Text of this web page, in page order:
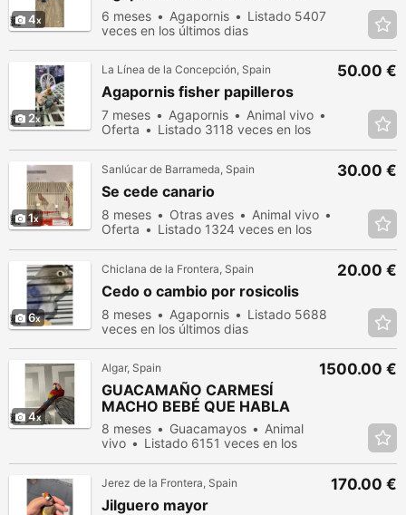
4 6 meses Agapornis
Listado 5407
veces en los últimos dias
2
La Línea de la Concepción, Spain
Agapornis fisher papilleros
7 meses Agapornis
Animal vivo
Oferta
Listado 3118 veces en los
50.00 €
1
Sanlúcar de Barrameda, Spain
Se cede canario
8 meses Otras aves
Animal vivo
Oferta
Listado 1324 veces en los
30.00 €
6
Chiclana de la Frontera, Spain
Cedo o cambio por rosicolis
8 meses Agapornis
Listado 5688
veces en los últimos dias
20.00 €
4
Algar, Spain
GUACAMAÑO CARMESÍ
MACHO BEBÉ QUE HABLA
8 meses Guacamayos
Animal
vivo
Listado 6151 veces en los
1500.00 €
Jerez de la Frontera, Spain
Jilguero mayor
170.00 €